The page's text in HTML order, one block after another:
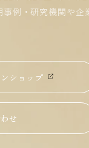
事例・研究機関や企
ショップ
せ